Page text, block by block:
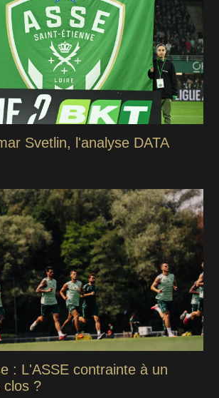
Svetlin, l'analyse DATA
: L'ASSE contrainte à un
clos ?